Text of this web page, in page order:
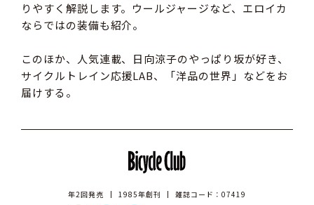
りやすく解説します。ウールジャージなど、エロイカ
ならではの装備も紹介。
このほか、人気連載、日向涼子のやっぱり坂が好き、
サイクルトレイン応援LAB、「洋品の世界」などをお
届けする。
年2回発売 1985年創刊 雑誌コード：07419